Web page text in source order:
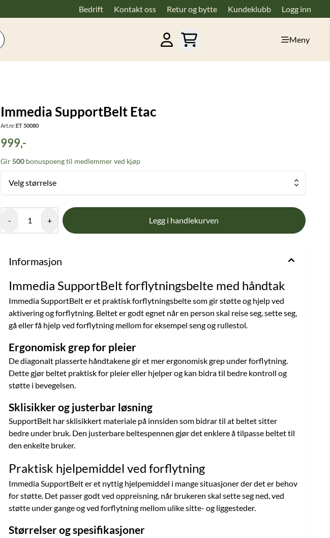
Bedrift Kontakt oss Retur og bytte Kundeklubb Logg inn
Meny
Immedia SupportBelt Etac
Art.nr:ET 50080
999,-
Gir500 bonuspoeng til medlemmer ved kjøp
Velg størrelse
- +
Informasjon
Immedia SupportBelt forflytningsbelte med håndtak
Immedia SupportBelt er et praktisk forflytningsbelte som gir støtte og hjelp ved
aktivering og forflytning. Beltet er godt egnet når en person skal reise seg, sette seg,
gå eller få hjelp ved forflytning mellom for eksempel seng og rullestol.
Ergonomisk grep for pleier
De diagonalt plasserte håndtakene gir et mer ergonomisk grep under forflytning.
Dette gjør beltet praktisk for pleier eller hjelper og kan bidra til bedre kontroll og
støtte i bevegelsen.
Sklisikker og justerbar løsning
SupportBelt har sklisikkert materiale på innsiden som bidrar til at beltet sitter
bedre under bruk. Den justerbare beltespennen gjør det enklere å tilpasse beltet til
den enkelte bruker.
Praktisk hjelpemiddel ved forflytning
Immedia SupportBelt er et nyttig hjelpemiddel i mange situasjoner der det er behov
for støtte. Det passer godt ved oppreisning, når brukeren skal sette seg ned, ved
støtte under gange og ved forflytning mellom ulike sitte- og liggesteder.
Størrelser og spesifikasjoner